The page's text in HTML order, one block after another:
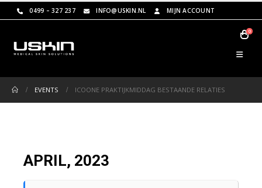
0499 – 327 237 INFO@USKIN.NL MIJN ACCOUNT
0
EVENTS ICOONE PRAKTIJKMIDDAG BESTAANDE RELATIES
APRIL, 2023